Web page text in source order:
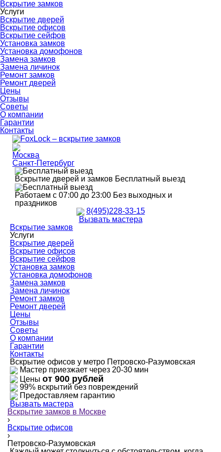
Вскрытие замков
Услуги
Вскрытие дверей
Вскрытие офисов
Вскрытие сейфов
Установка замков
Установка домофонов
Замена замков
Замена личинок
Ремонт замков
Ремонт дверей
Цены
Отзывы
Советы
О компании
Гарантии
Контакты
Москва
Санкт-Петербург
Вскрытие дверей и замков Бесплатный выезд
Работаем с 07:00 до 23:00 Без выходных и
праздников
8(495)228-33-15
Вызвать мастера
Вскрытие замков
Услуги
Вскрытие дверей
Вскрытие офисов
Вскрытие сейфов
Установка замков
Установка домофонов
Замена замков
Замена личинок
Ремонт замков
Ремонт дверей
Цены
Отзывы
Советы
О компании
Гарантии
Контакты
Вскрытие офисов у метро Петровско-Разумовская
Мастер приезжает через 20-30 мин
Цены от 900 рублей
99% вскрытий без повреждений
Предоставляем гарантию
Вызвать мастера
Вскрытие замков в Москве
›
Вскрытие офисов
›
Петровско-Разумовская